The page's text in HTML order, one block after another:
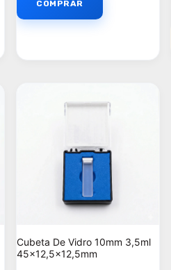
Cubeta De Vidro 10mm 3,5ml
45x12,5x12,5mm